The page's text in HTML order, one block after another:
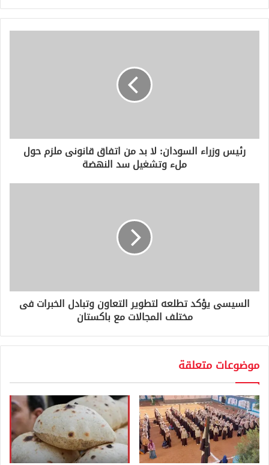
ر
ي
د
ر
رئيس وزراء السودان: لا بد من اتفاق قانونى ملزم حول
ملء وتشغيل سد النهضة
السيسى يؤكد تطلعه لتطوير التعاون وتبادل الخبرات فى
مختلف المجالات مع باكستان
موضوعات متعلقة